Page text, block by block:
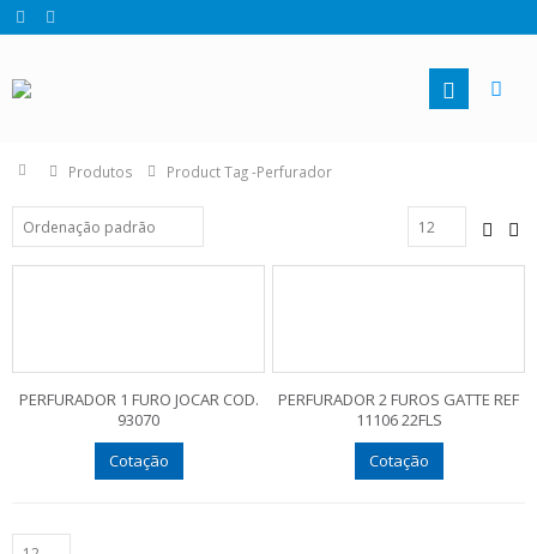
Produtos Product Tag -Perfurador
PERFURADOR 1 FURO JOCAR COD.
93070
Cotação
PERFURADOR 2 FUROS GATTE REF
11106 22FLS
Cotação